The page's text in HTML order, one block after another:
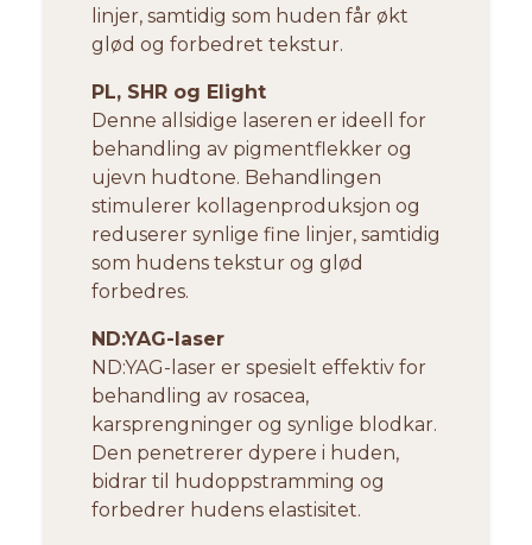
linjer, samtidig som huden får økt
glød og forbedret tekstur.
PL, SHR og Elight
Denne allsidige laseren er ideell for
behandling av pigmentflekker og
ujevn hudtone. Behandlingen
stimulerer kollagenproduksjon og
reduserer synlige fine linjer, samtidig
som hudens tekstur og glød
forbedres.
ND:YAG-laser
ND:YAG-laser er spesielt effektiv for
behandling av rosacea,
karsprengninger og synlige blodkar.
Den penetrerer dypere i huden,
bidrar til hudoppstramming og
forbedrer hudens elastisitet.